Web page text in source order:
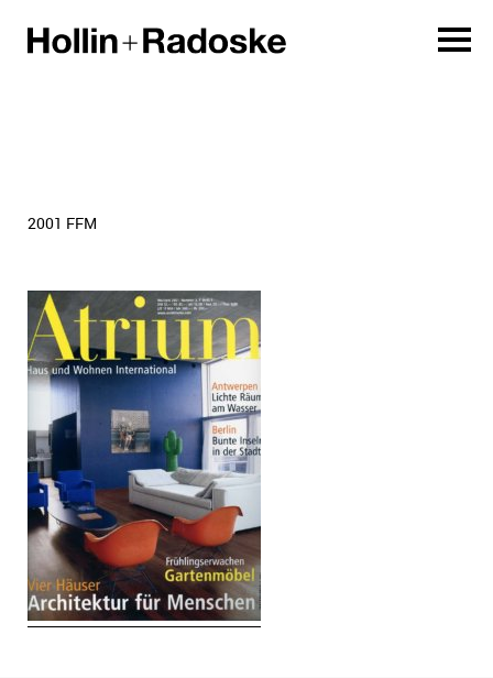
2001 FFM